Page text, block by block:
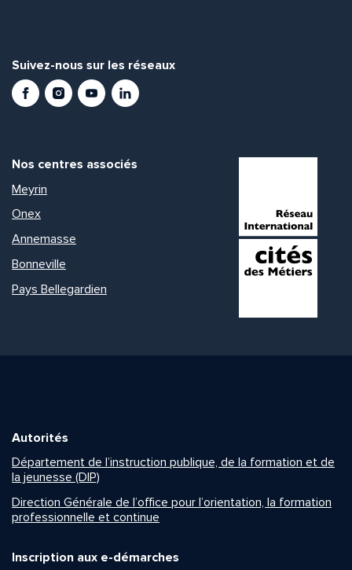
Suivez-nous sur les réseaux
FacebookInstagramYoutubeLinkedIn
Nos centres associés
Meyrin
Onex
Annemasse
Bonneville
Pays Bellegardien
Autorités
Département de l’instruction publique, de la formation et de
la jeunesse (DIP)
Direction Générale de l’office pour l’orientation, la formation
professionnelle et continue
Inscription aux e-démarches